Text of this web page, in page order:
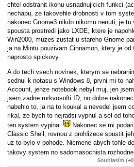
chtel odstranit ikonu usnadnujicich funkci
nechapu, ze takovehle drobnosti v tom
nakonec Gnome3 nikdo nikomu nenuti, je
spousta prostredi jako LXDE, ktere je
Win2000, muzes zustat u stareho Gnome
ja na Mintu pouzivam Cinnamon, ktery je od
naprosto spickovy.
A do tech vsech novinek, kterym se
sednul k notasu s Windows 8, prvni mi to
Account, jenze notebook nebyl muj, jen
jsem zadne mrkvosofti ID, no dobre
nabehlo to, ja na to koukal a nevedel jsem
rikal, ze bych to nejradsi vypnul a sel od
ten system vypina.
Nakonec se mi
Classic Shell, rovnou z prohlizece spustit
uz to bylo v pohode. Nicmene abych tohle
takovy system no sadomasochista rozhodne
Souhlasím